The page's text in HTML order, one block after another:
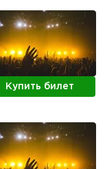
Купить билет